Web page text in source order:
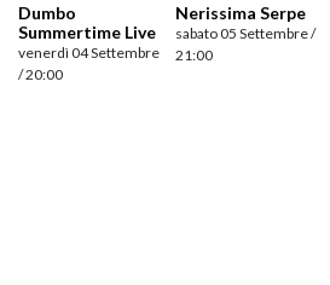
Dumbo
Summertime Live
venerdì 04 Settembre
/ 20:00
Nerissima Serpe
sabato 05 Settembre /
21:00